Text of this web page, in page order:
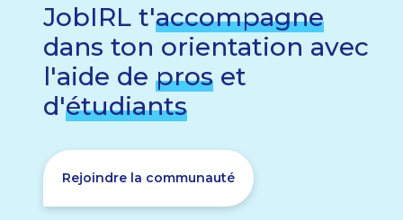
JobIRL t'accompagne
dans ton orientation avec
l'aide de pros et
d'étudiants
Rejoindre la communauté